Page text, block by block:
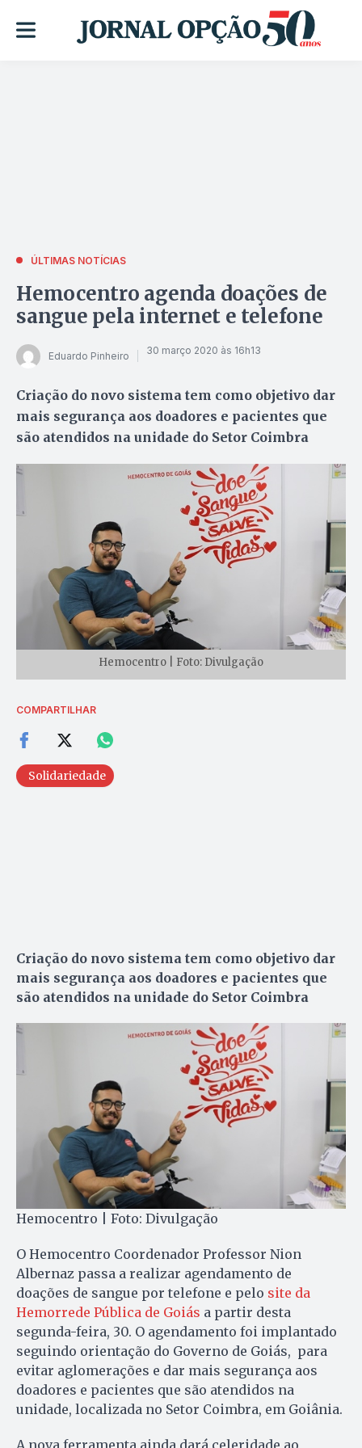
ÚLTIMAS NOTÍCIAS
Hemocentro agenda doações de
sangue pela internet e telefone
Eduardo Pinheiro 30 março 2020 às 16h13
Criação do novo sistema tem como objetivo dar
mais segurança aos doadores e pacientes que
são atendidos na unidade do Setor Coimbra
Hemocentro | Foto: Divulgação
COMPARTILHAR
Solidariedade
Criação do novo sistema tem como objetivo dar
mais segurança aos doadores e pacientes que
são atendidos na unidade do Setor Coimbra
Hemocentro | Foto: Divulgação
O Hemocentro Coordenador Professor Nion
Albernaz passa a realizar agendamento de
doações de sangue por telefone e pelo site da
Hemorrede Pública de Goiás a partir desta
segunda-feira, 30. O agendamento foi implantado
seguindo orientação do Governo de Goiás, para
evitar aglomerações e dar mais segurança aos
doadores e pacientes que são atendidos na
unidade, localizada no Setor Coimbra, em Goiânia.